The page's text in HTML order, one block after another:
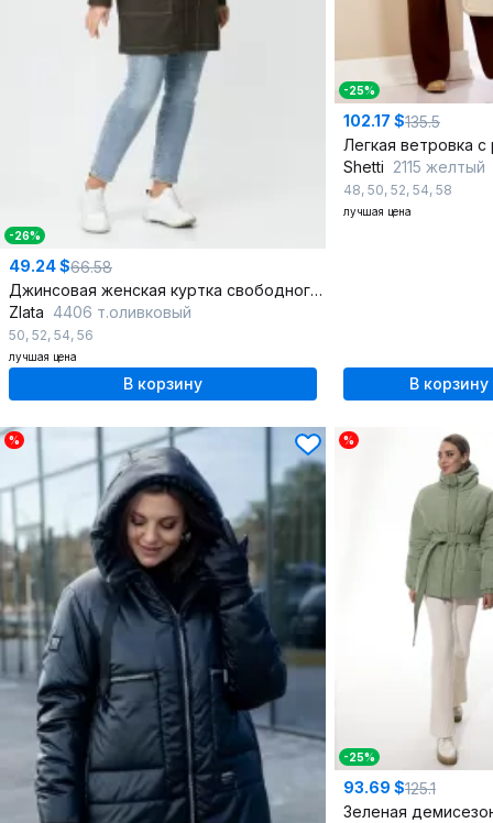
-26%
49.24 $66.58
Джинсовая женская куртка свободного силуэта с капюшоном
Zlata 4406 т.оливковый
50, 52, 54, 56
лучшая цена
В корзину
-25%
102.17 $135.5
Shetti 2115 желтый
48, 50, 52, 54, 58
лучшая цена
В корзину
% %
-25%
93.69 $125.1